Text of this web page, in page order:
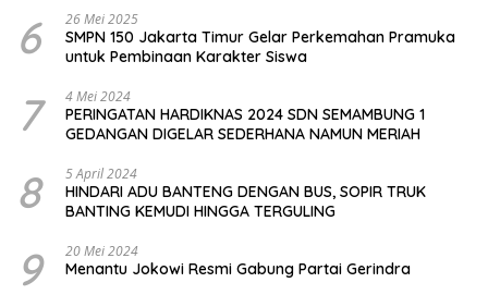
6 26 Mei 2025
SMPN 150 Jakarta Timur Gelar Perkemahan Pramuka
untuk Pembinaan Karakter Siswa
7 4 Mei 2024
PERINGATAN HARDIKNAS 2024 SDN SEMAMBUNG 1
GEDANGAN DIGELAR SEDERHANA NAMUN MERIAH
8 5 April 2024
HINDARI ADU BANTENG DENGAN BUS, SOPIR TRUK
BANTING KEMUDI HINGGA TERGULING
9 20 Mei 2024
Menantu Jokowi Resmi Gabung Partai Gerindra